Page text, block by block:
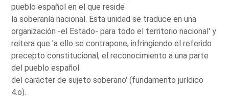
pueblo español en el que reside
la soberanía nacional. Esta unidad se traduce en una
organización -el Estado- para todo el territorio nacional' y
reitera que 'a ello se contrapone, infringiendo el referido
precepto constitucional, el reconocimiento a una parte
del pueblo español
del carácter de sujeto soberano' (fundamento jurídico
4.o).